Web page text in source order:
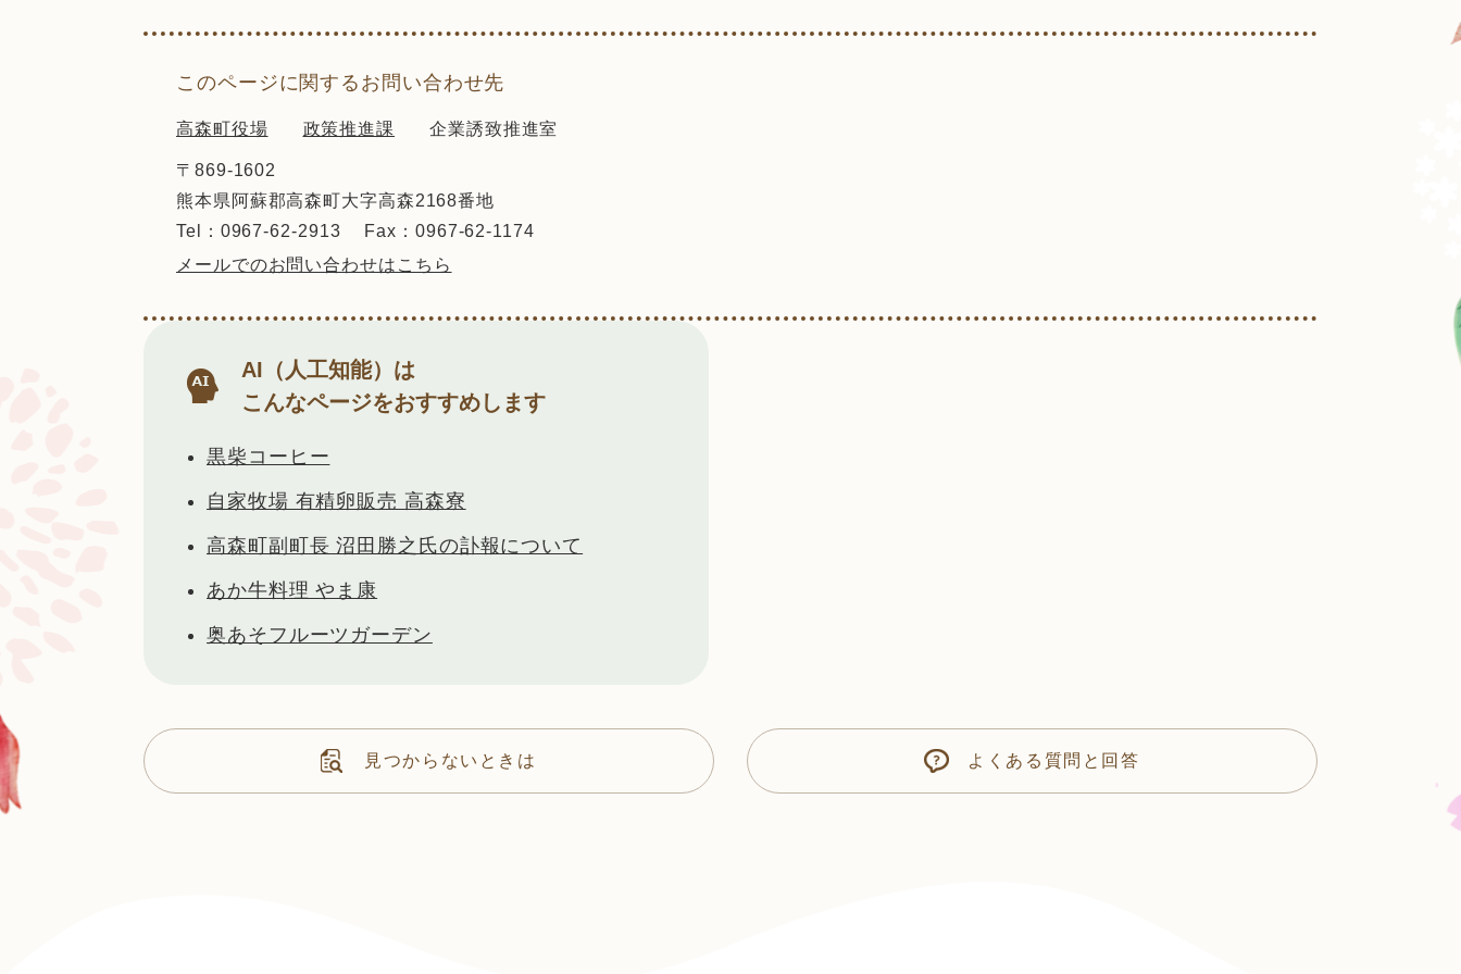
このページに関するお問い合わせ先
高森町役場 政策推進課 企業誘致推進室
〒869-1602
熊本県阿蘇郡高森町大字高森2168番地
Tel：0967-62-2913
Fax：0967-62-1174
メールでのお問い合わせはこちら
AI（人工知能）は
こんなページをおすすめします
黒柴コーヒー
自家牧場 有精卵販売 高森寮
高森町副町長 沼田勝之氏の訃報について
あか牛料理 やま康
奥あそフルーツガーデン
見つからないときは よくある質問と回答